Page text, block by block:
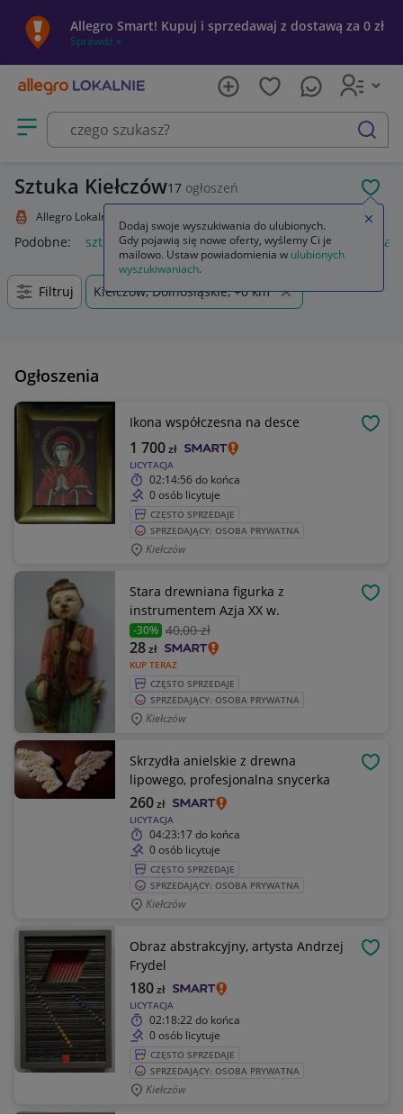
Allegro Smart! Kupuj i sprzedawaj z dostawą za 0 zł
Sprawdź »
Otwórz menu z kategoriami
szukaj
Sztuka Kiełczów17 ogłoszeń
Allegro Lokalnie
Podobne: sztuka sztukateria ścienna język polski 1 sztuka
Filtruj Kiełczów, Dolnośląskie, +0 km
Ogłoszenia
Ikona współczesna na desce
LICYTACJA
1 700zł
02:14:56do końca
0 osób licytuje
CZĘSTO SPRZEDAJE
SPRZEDAJĄCY: OSOBA PRYWATNA
Kiełczów
Stara drewniana figurka z
instrumentem Azja XX w.
-30% 40,00 zł
KUP TERAZ
28zł
CZĘSTO SPRZEDAJE
SPRZEDAJĄCY: OSOBA PRYWATNA
Kiełczów
Skrzydła anielskie z drewna
lipowego, profesjonalna snycerka
LICYTACJA
260zł
04:23:17do końca
0 osób licytuje
CZĘSTO SPRZEDAJE
SPRZEDAJĄCY: OSOBA PRYWATNA
Kiełczów
Obraz abstrakcyjny, artysta Andrzej
Frydel
LICYTACJA
180zł
02:18:22 do końca
0 osób licytuje
CZĘSTO SPRZEDAJE
SPRZEDAJĄCY: OSOBA PRYWATNA
Kiełczów
Dodaj swoje wyszukiwania do ulubionych.
Gdy pojawią się nowe oferty, wyślemy Ci je
mailowo. Ustaw powiadomienia w ulubionych
wyszukiwaniach.